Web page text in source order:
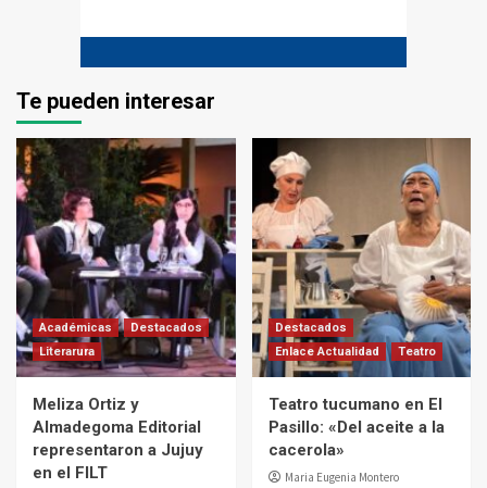
Te pueden interesar
Académicas
Destacados
Literarura
Meliza Ortiz y
Almadegoma Editorial
representaron a Jujuy
en el FILT
Destacados
Enlace Actualidad
Teatro
Teatro tucumano en El
Pasillo: «Del aceite a la
cacerola»
Maria Eugenia Montero